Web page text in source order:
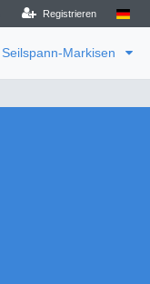
Registrieren
Seilspann-Markisen